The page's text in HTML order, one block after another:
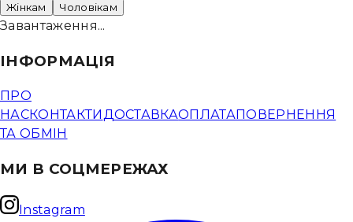
Жінкам Чоловікам
Завантаження...
ІНФОРМАЦІЯ
ПРО
НАСКОНТАКТИ ДОСТАВКАОПЛАТАПОВЕРНЕННЯ
ТА ОБМІН
МИ В СОЦМЕРЕЖАХ
Instagram